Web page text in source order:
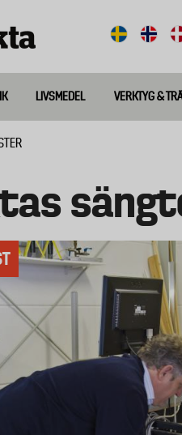
LIVSMEDEL VERKTYG &